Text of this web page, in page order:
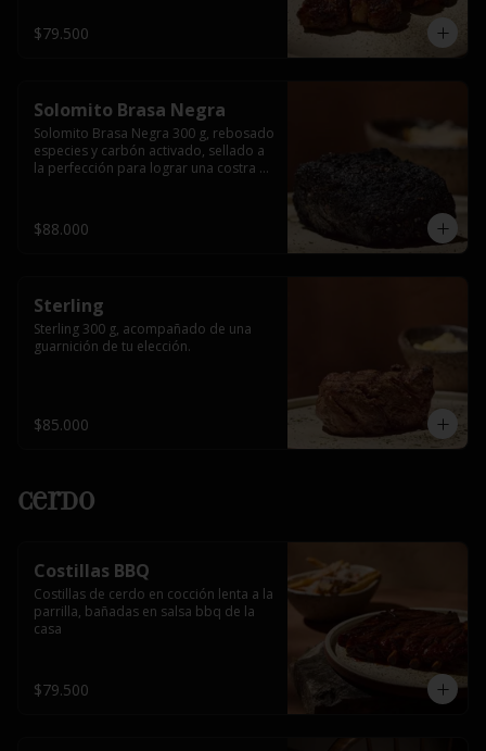
$79.500
Solomito Brasa Negra
Solomito Brasa Negra 300 g, rebosado
especies y carbón activado, sellado a
la perfección para lograr una costra
elección.
$88.000
Sterling
Sterling 300 g, acompañado de una
guarnición de tu elección.
$85.000
Cerdo
Costillas BBQ
Costillas de cerdo en cocción lenta a la
parrilla, bañadas en salsa bbq de la
casa
$79.500